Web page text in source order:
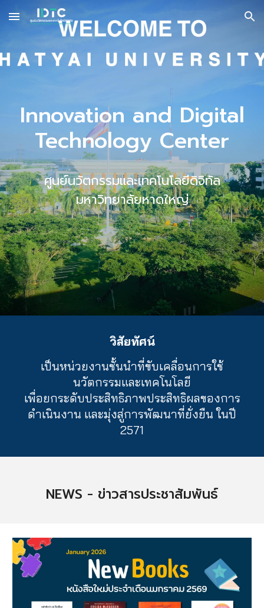
Skip to main content Skip to navigation
Innovation and Digital
Technology Center
ศูนย์นวัตกรรมและเทคโนโลยีดิจิทัล
มหาวิทยาลัยหาดใหญ่
วิสัยทัศน์
เป็นหน่วยงานชั้นนำที่ขับเคลื่อนการใช้
นวัตกรรมและเทคโนโลยี
เพื่อยกระดับประสิทธิภาพประสิทธิผลของการ
ดำเนินงาน และมุ่งสู่การพัฒนาที่ยั่งยืน ในปี
2571
NEWS - ข่าวสารประชาสัมพันธ์